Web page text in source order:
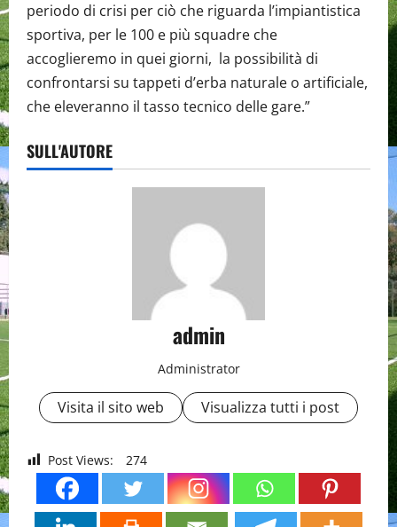
periodo di crisi per ciò che riguarda l’impiantistica
sportiva, per le 100 e più squadre che
accoglieremo in quei giorni, la possibilità di
confrontarsi su tappeti d’erba naturale o artificiale,
che eleveranno il tasso tecnico delle gare.”
SULL'AUTORE
admin
Administrator
Visita il sito web Visualizza tutti i post
Post Views: 274